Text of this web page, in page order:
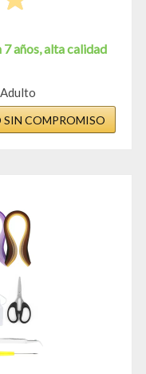
años, alta calidad
SIN COMPROMISO